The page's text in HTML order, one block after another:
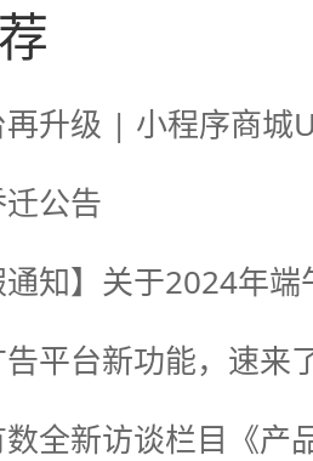
升级 | 小程序商城
公告
通知】关于2024年
平台新功能，速来